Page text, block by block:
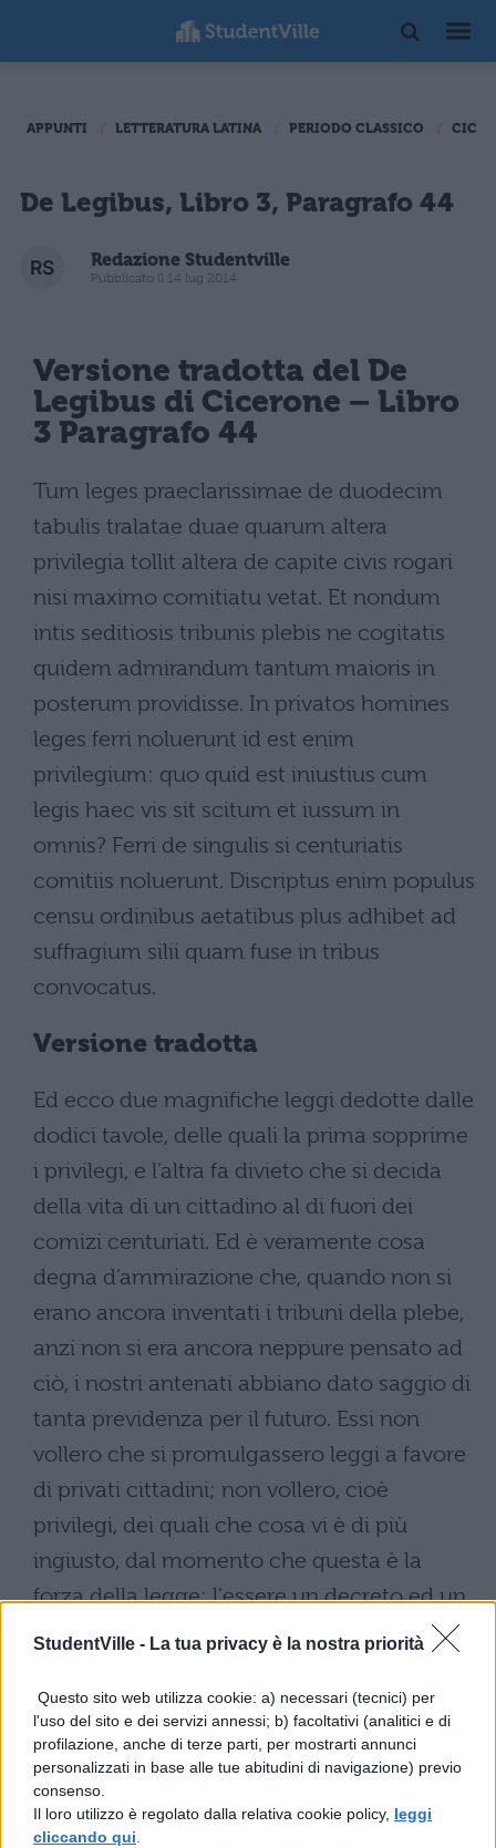
StudentVille - La tua privacy è la nostra priorità
Questo sito web utilizza cookie: a) necessari (tecnici) per
l'uso del sito e dei servizi annessi; b) facoltativi (analitici e di
profilazione, anche di terze parti, per mostrarti annunci
personalizzati in base alle tue abitudini di navigazione) previo
consenso.
Il loro utilizzo è regolato dalla relativa cookie policy, leggi
cliccando qui
APPUNTI LETTERATURA LATINA PERIODO CLASSICO
De Legibus, Libro 3, Paragrafo 44
Redazione Studentville
Pubblicato il 14 lug 2014
Versione tradotta del De
Legibus di Cicerone – Libro
3 Paragrafo 44
Tum leges praeclarissimae de duodecim
tabulis tralatae duae quarum altera
privilegia tollit altera de capite civis rogari
nisi maximo comitiatu vetat. Et nondum
intis seditiosis tribunis plebis ne cogitatis
quidem admirandum tantum maioris in
posterum providisse. In privatos homines
leges ferri noluerunt id est enim
privilegium: quo quid est iniustius cum
legis haec vis sit scitum et iussum in
omnis? Ferri de singulis si centuriatis
comitiis noluerunt. Discriptus enim populus
censu ordinibus aetatibus plus adhibet ad
suffragium silii quam fuse in tribus
convocatus.
Versione tradotta
Ed ecco due magnifiche leggi dedotte dalle
dodici tavole, delle quali la prima sopprime
i privilegi, e l'altra fa divieto che si decida
della vita di un cittadino al di fuori dei
comizi centuriati. Ed è veramente cosa
degna d'ammirazione che, quando non si
erano ancora inventati i tribuni della plebe,
anzi non si era ancora neppure pensato ad
ciò, i nostri antenati abbiano dato saggio di
tanta previdenza per il futuro. Essi non
vollero che si promulgassero leggi a favore
di privati cittadini; non vollero, cioè
privilegi, dei quali che cosa vi è di più
ingiusto, dal momento che questa è la
forza della legge: l'essere un decreto ed un
ordine valido per tutti. Non vollero proposte
comizi centuriati; infatti il popolo diviso per
censo, per classi, per età, nel dare il suo
voto usa maggior ponderazione di quando
è convocato disordinatamente nelle tribù.